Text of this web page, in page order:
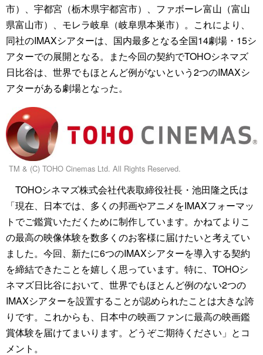
市）、宇都宮（栃木県宇都宮市）、ファボーレ富山（富山
県富山市）、モレラ岐阜（岐阜県本巣市）。これにより、
同社のIMAXシアターは、国内最多となる全国14劇場・15シ
アターでの展開となる。また今回の契約でTOHOシネマズ
日比谷は、世界でもほとんど例がないという2つのIMAXシ
アターがある劇場となった。
TM & (C) TOHO Cinemas Ltd. All Rights Reserved.
TOHOシネマズ株式会社代表取締役社長・池田隆之氏は
「現在、日本では、多くの邦画やアニメをIMAXフォーマッ
トでご鑑賞いただくために制作しています。かねてよりこ
の最高の映像体験を数多くのお客様に届けたいと考えてい
ました。今回、新たに6つのIMAXシアターを導入する契約
を締結できたことを嬉しく思っています。特に、TOHOシ
ネマズ日比谷において、世界でもほとんど例のない2つの
IMAXシアターを設置することが認められたことは大きな誇
りです。これからも、日本中の映画ファンに最高の映画鑑
賞体験を届けてまいります。どうぞご期待ください」とコ
メント。